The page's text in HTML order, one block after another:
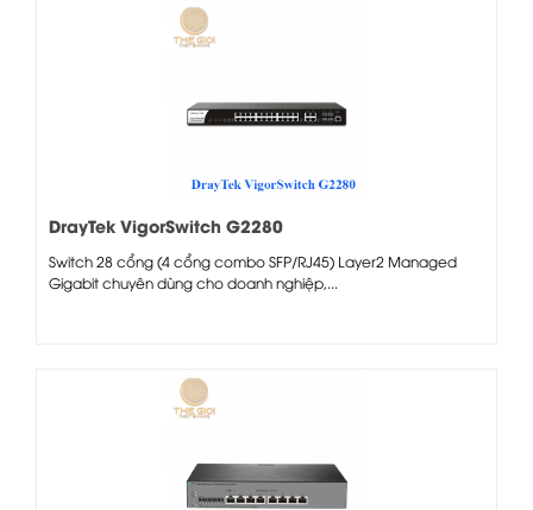
DrayTek VigorSwitch G2280
Switch 28 cổng (4 cổng combo SFP/RJ45) Layer2 Managed
Gigabit chuyên dùng cho doanh nghiệp,...